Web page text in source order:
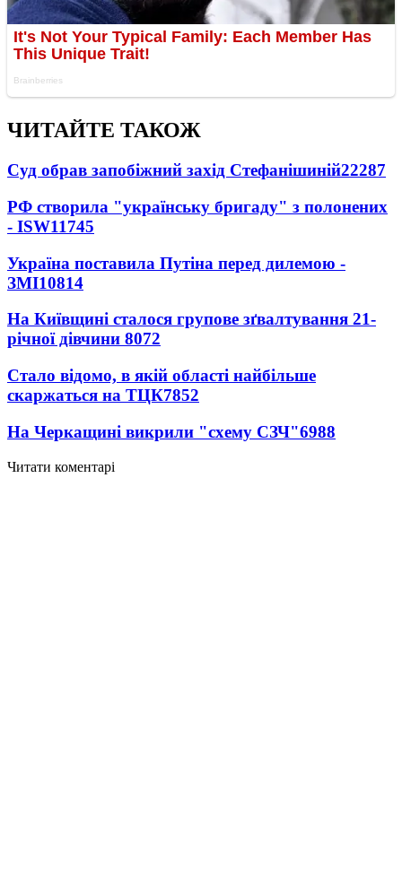
ЧИТАЙТЕ ТАКОЖ
Суд обрав запобіжний захід Стефанішиній22287
РФ створила "українську бригаду" з полонених
- ISW11745
Україна поставила Путіна перед дилемою -
ЗМІ10814
На Київщині сталося групове зґвалтування 21-
річної дівчини 8072
Стало відомо, в якій області найбільше
скаржаться на ТЦК7852
На Черкащині викрили "схему СЗЧ"6988
Читати коментарі